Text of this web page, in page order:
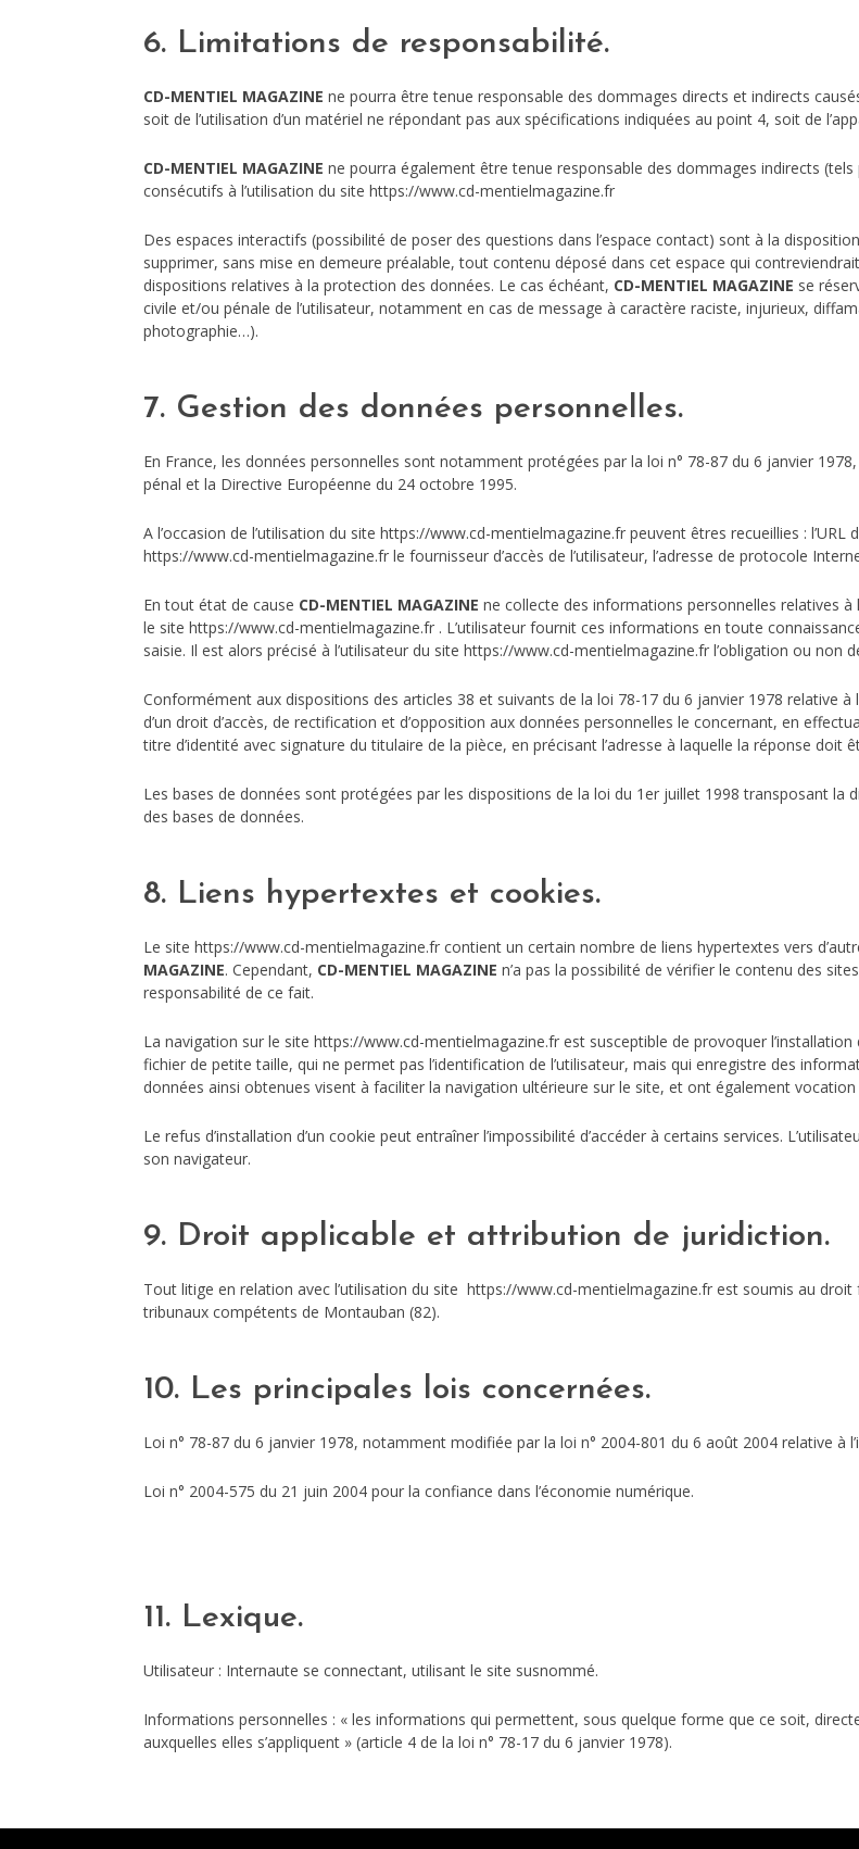
6. Limitations de responsabilité.
CD-MENTIEL MAGAZINE ne pourra être tenue responsable des dommages directs et indirects
soit de l’utilisation d’un matériel ne répondant pas aux spécifications indiquées au point 4, soit de
CD-MENTIEL MAGAZINE ne pourra également être tenue responsable des dommages indirects (tels
consécutifs à l’utilisation du site https://www.cd-mentielmagazine.fr
Des espaces interactifs (possibilité de poser des questions dans l’espace contact) sont à la
supprimer, sans mise en demeure préalable, tout contenu déposé dans cet espace qui
dispositions relatives à la protection des données. Le cas échéant, CD-MENTIEL MAGAZINE se
civile et/ou pénale de l’utilisateur, notamment en cas de message à caractère raciste, injurieux,
photographie…).
7. Gestion des données personnelles.
En France, les données personnelles sont notamment protégées par la loi n° 78-87 du 6 janvier
pénal et la Directive Européenne du 24 octobre 1995.
A l’occasion de l’utilisation du site https://www.cd-mentielmagazine.fr peuvent êtres recueillies : l’URL
https://www.cd-mentielmagazine.fr le fournisseur d’accès de l’utilisateur, l’adresse de protocole
En tout état de cause CD-MENTIEL MAGAZINE ne collecte des informations personnelles relatives
le site https://www.cd-mentielmagazine.fr . L’utilisateur fournit ces informations en toute
saisie. Il est alors précisé à l’utilisateur du site https://www.cd-mentielmagazine.fr l’obligation ou non
Conformément aux dispositions des articles 38 et suivants de la loi 78-17 du 6 janvier 1978 relative
d’un droit d’accès, de rectification et d’opposition aux données personnelles le concernant, en
titre d’identité avec signature du titulaire de la pièce, en précisant l’adresse à laquelle la réponse doit
Les bases de données sont protégées par les dispositions de la loi du 1er juillet 1998 transposant
des bases de données.
8. Liens hypertextes et cookies.
Le site https://www.cd-mentielmagazine.fr contient un certain nombre de liens hypertextes vers
MAGAZINE. Cependant, CD-MENTIEL MAGAZINE n’a pas la possibilité de vérifier le contenu des
responsabilité de ce fait.
La navigation sur le site https://www.cd-mentielmagazine.fr est susceptible de provoquer l’installation
fichier de petite taille, qui ne permet pas l’identification de l’utilisateur, mais qui enregistre des
données ainsi obtenues visent à faciliter la navigation ultérieure sur le site, et ont également
Le refus d’installation d’un cookie peut entraîner l’impossibilité d’accéder à certains services.
son navigateur.
9. Droit applicable et attribution de juridiction.
Tout litige en relation avec l’utilisation du site https://www.cd-mentielmagazine.fr est soumis au
tribunaux compétents de Montauban (82).
10. Les principales lois concernées.
Loi n° 78-87 du 6 janvier 1978, notamment modifiée par la loi n° 2004-801 du 6 août 2004 relative à
Loi n° 2004-575 du 21 juin 2004 pour la confiance dans l’économie numérique.
11. Lexique.
Utilisateur : Internaute se connectant, utilisant le site susnommé.
Informations personnelles : « les informations qui permettent, sous quelque forme que ce soit,
auxquelles elles s’appliquent » (article 4 de la loi n° 78-17 du 6 janvier 1978).